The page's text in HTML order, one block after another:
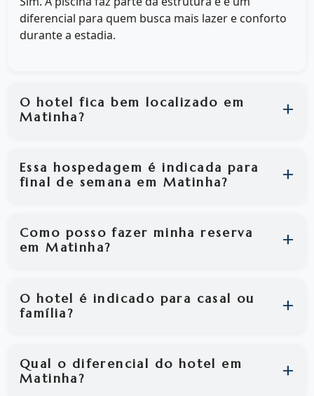
diferencial para quem busca mais lazer e conforto
durante a estadia.
O hotel fica bem localizado em
Matinha?
Essa hospedagem é indicada para
final de semana em Matinha?
Como posso fazer minha reserva
em Matinha?
O hotel é indicado para casal ou
família?
Qual o diferencial do hotel em
Matinha?